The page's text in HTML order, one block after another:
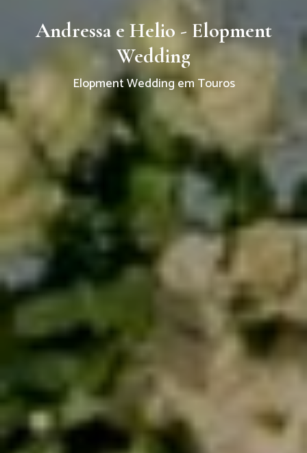
Andressa e Helio - Elopment
Wedding
Elopment Wedding em Touros